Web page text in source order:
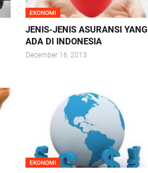
EKONOMI
JENIS-JENIS ASURANSI YANG
ADA DI INDONESIA
December 16, 2013
EKONOMI